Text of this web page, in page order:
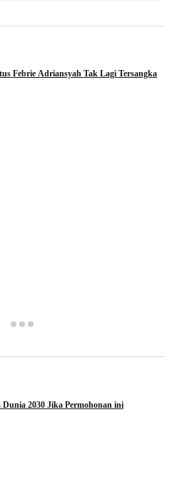
Febrie Adriansyah Tak Lagi Tersangka
2030 Jika Permohonan ini